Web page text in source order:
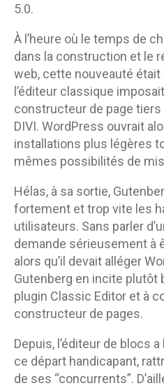
5.0.
À l’heure où le temps de
dans la construction et le
web, cette nouveauté
l’éditeur classique
constructeur de page
DIVI. WordPress ouvrait
installations plus légères
mêmes possibilités de
Hélas, à sa sortie,
fortement et trop vite les
utilisateurs. Sans parler
demande sérieusement à
alors qu’il devait alléger
Gutenberg en incite plutôt
plugin Classic Editor et à
constructeur de pages.
Depuis, l’éditeur de blocs
ce départ handicapant,
de ses “concurrents”.